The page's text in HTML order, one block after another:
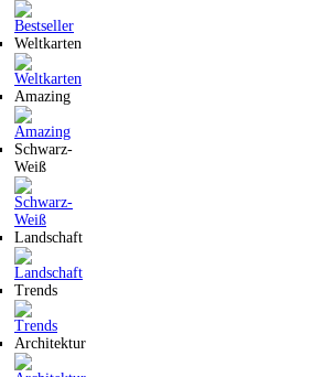
Weltkarten
Amazing
Schwarz-
Weiß
Landschaft
Trends
Architektur